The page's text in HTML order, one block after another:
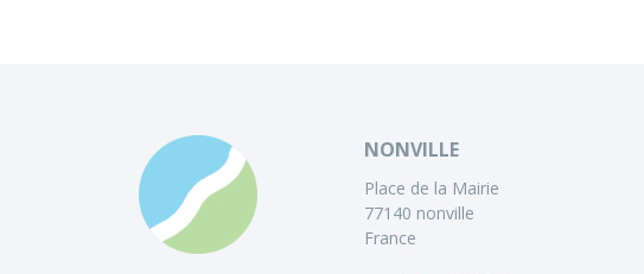
NONVILLE
Place de la Mairie
77140 nonville
France